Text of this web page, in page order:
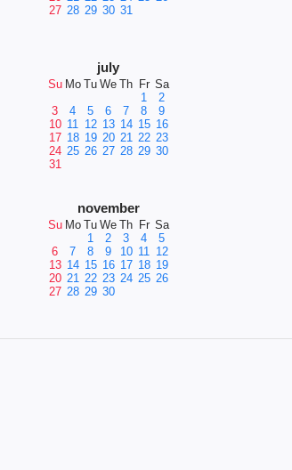
27 28 29 30 31
july
Su Mo Tu We Th Fr Sa
1
2
3
4 5 6 7 8
9
10 11 12 13 14 15 16
17 18 19 20 21 22 23
24 25 26 27 28 29 30
31
november
Su Mo Tu We Th Fr Sa
1
2 3 4
5
6
7 8 9 10 11 12
13 14 15 16 17 18 19
20 21 22 23 24 25 26
27 28 29 30